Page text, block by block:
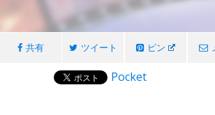
共有 ツイート ピン
Pocket